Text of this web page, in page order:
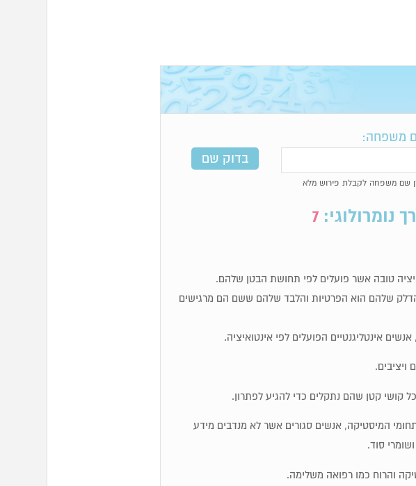
משפחה:
שם משפחה לקבלת פירוש מלא
נומרולוגי: 7
הדלק שלהם הוא הפרטיות והלבד שלהם ששם הם מרגישים
ויציבים.
קושי קטן שהם נתקלים כדי להגיע לפתרון.
לתחומי המיסטיקה, אנשים סגורים אשר לא מנדבים מידע
סוד.
והרוח כמו רפואה משלימה.